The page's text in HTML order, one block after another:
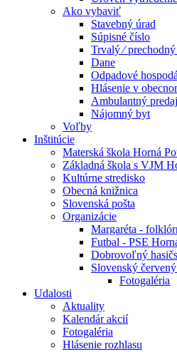
Ako vybaviť
Stavebný úrad
Súpisné číslo
Trvalý ⁄
Dane
Odpadové
Hlásenie v
Ambulantný
Nájomný byt
Voľby
Inštitúcie
Materská škola Horná
Základná škola s VJM
Kultúrne stredisko
Obecná knižnica
Slovenská pošta
Organizácie
Margaréta -
Futbal - PSE
Dobrovoľný
Slovenský
Fotogaléria
Udalosti
Aktuality
Kalendár akcií
Fotogaléria
Hlásenie rozhlasu